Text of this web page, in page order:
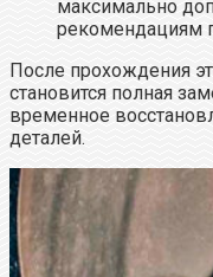
максимально
рекомендациям
После прохождения
становится полная
временное
деталей.